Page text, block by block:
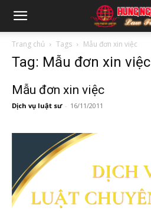
Trang chủ Tags Mẫu đơn xin việc
Tag: Mẫu đơn xin việc
Mẫu đơn xin việc
Dịch vụ luật sư - 16/11/2011